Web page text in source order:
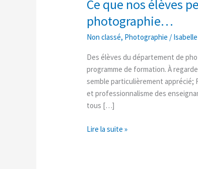
Ce que nos élèves
photographie…
Non classé, Photographie /
Des élèves du département de
programme de formation. À
semble particulièrement apprécié;
et professionnalisme des
tous […]
nos
élèves
de
leur
formation
en
photographie…
Lire la suite »